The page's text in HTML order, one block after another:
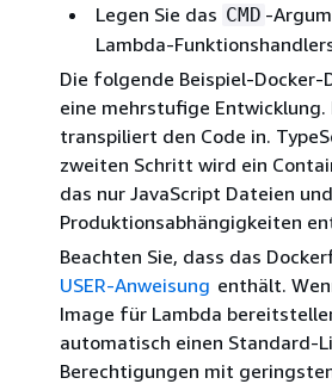
Legen Sie das CMD -
Lambda-
Die folgende Beispiel-
eine mehrstufige
transpiliert den Code in.
zweiten Schritt wird ein
das nur JavaScript Dateien und
Produktionsabhängigkeiten
Beachten Sie, dass das
USER-Anweisung enthält.
Image für Lambda
automatisch einen Standard-
Berechtigungen mit